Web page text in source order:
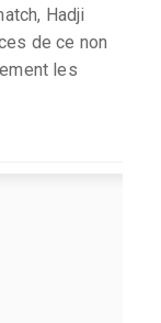
Hadji
de ce non
les